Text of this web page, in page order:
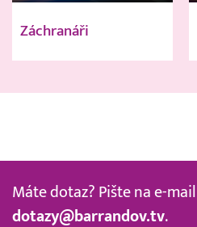
Záchranáři
Máte dotaz? Pište na e-mail
dotazy@barrandov.tv.